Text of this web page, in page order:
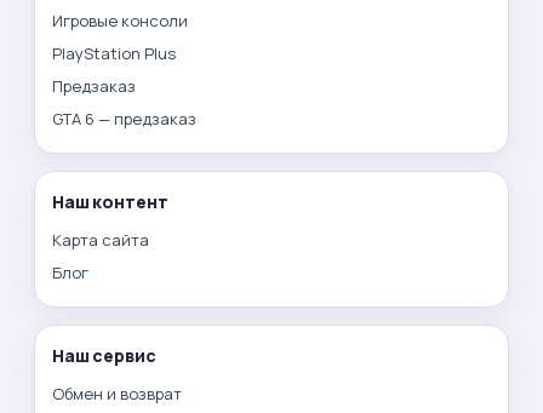
Игровые консоли
PlayStation Plus
Предзаказ
GTA 6 — предзаказ
Наш контент
Карта сайта
Блог
Наш сервис
Обмен и возврат